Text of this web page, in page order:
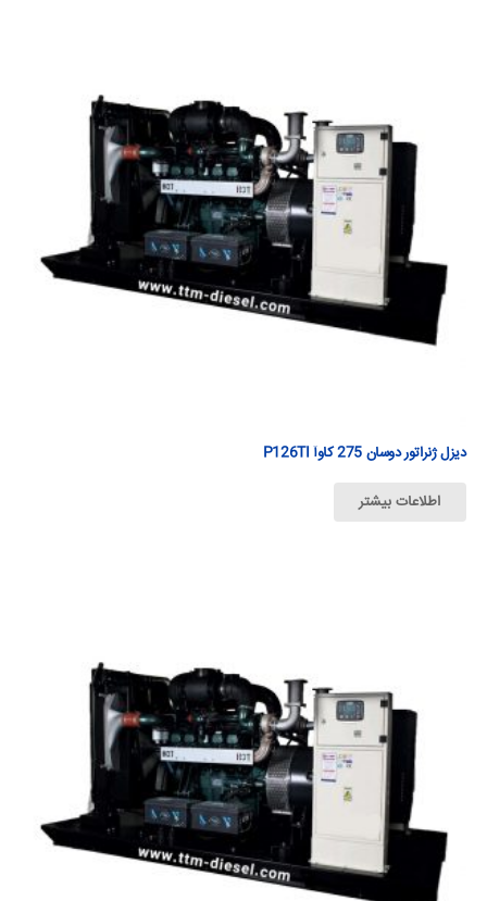
دیزل ژنراتور دوسان 275 كاوآ P126TI
اطلاعات بیشتر